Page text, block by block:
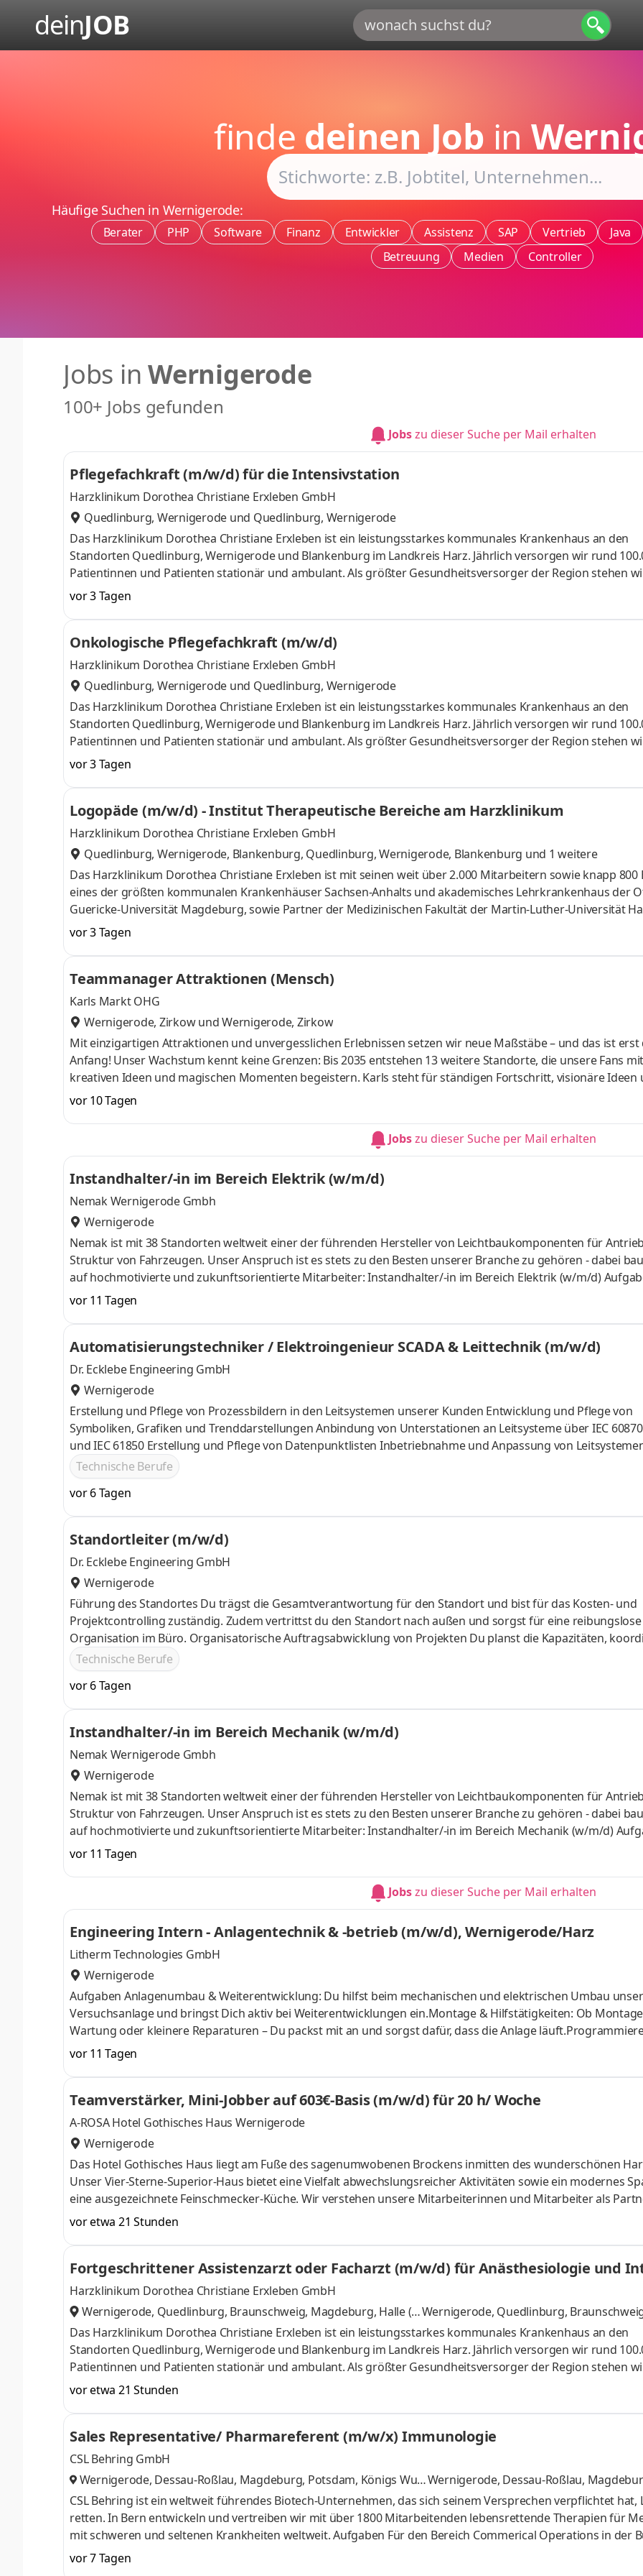
deinJOB
finde deinen Job in
Häufige Suchen in Wernigerode:
Berater PHP Software Finanz Entwickler Assistenz SAP Vertrieb Java
Betreuung
Medien Controller
Jobs in Wernigerode
100+ Jobs gefunden
Jobszu dieser Suche per Mail erhalten
Pflegefachkraft (m/w/d) für die Intensivstation
Harzklinikum Dorothea Christiane Erxleben GmbH
Quedlinburg, Wernigerode und Quedlinburg, Wernigerode
Das Harzklinikum Dorothea Christiane Erxleben ist ein leistungsstarkes kommunales Krankenhaus an den
Standorten Quedlinburg, Wernigerode und Blankenburg im Landkreis Harz. Jährlich versorgen wir rund
Patientinnen und Patienten stationär und ambulant. Als größter Gesundheitsversorger der Region stehen
medizinische Qualität, sichere Arbeitsplätze und verlässliche Strukturen. Über 2.400 Mitarbeiter arbeiten bei
interprofessionell und in modern ausgestatteten Arbeitsumgebungen, mit hoher fachlicher Kompetenz - nah
Menschen und fest in der Region verankert. Höchste Kompetenz am Puls des Lebens Machen Sie den
auf unserer Intensivstation! Sie arbeiten strukturie
vor 3 Tagen
Onkologische Pflegefachkraft (m/w/d)
Harzklinikum Dorothea Christiane Erxleben GmbH
Quedlinburg, Wernigerode und Quedlinburg, Wernigerode
Das Harzklinikum Dorothea Christiane Erxleben ist ein leistungsstarkes kommunales Krankenhaus an den
Standorten Quedlinburg, Wernigerode und Blankenburg im Landkreis Harz. Jährlich versorgen wir rund
Patientinnen und Patienten stationär und ambulant. Als größter Gesundheitsversorger der Region stehen
medizinische Qualität, sichere Arbeitsplätze und verlässliche Strukturen. Über 2.400 Mitarbeiter arbeiten bei
interprofessionell und in modern ausgestatteten Arbeitsumgebungen, mit hoher fachlicher Kompetenz - nah
Menschen und fest in der Region verankert. Fachpflege Onkologie – Kompetenz, Empathie und Stärke im
begleiten Menschen in einer herausfordernden Lebe
vor 3 Tagen
Logopäde (m/w/d) - Institut Therapeutische Bereiche am Harzklinikum
Harzklinikum Dorothea Christiane Erxleben GmbH
Quedlinburg, Wernigerode, Blankenburg, Quedlinburg, Wernigerode, Blankenburg und 1 weitere
Das Harzklinikum Dorothea Christiane Erxleben ist mit seinen weit über 2.000 Mitarbeitern sowie knapp 800
eines der größten kommunalen Krankenhäuser Sachsen-Anhalts und akademisches Lehrkrankenhaus der
Guericke-Universität Magdeburg, sowie Partner der Medizinischen Fakultät der Martin-Luther-Universität
Wittenberg. Jährlich versorgen wir rund 100.000 Patientenfälle, davon etwa 30.000 stationär und 70.000
Institut Therapeutische Bereiche des Harzklinikums arbeiten rund 60 spezialisierte Therapeutinnen und
Patientinnen und Patienten werden auf höchstem fachlichem Niveau unter modernen Arbeitsbedingungen
Ziel ist es, Patientinnen und Pat
vor 3 Tagen
Teammanager Attraktionen (Mensch)
Karls Markt OHG
Wernigerode, ZirkowundWernigerode, Zirkow
Mit einzigartigen Attraktionen und unvergesslichen Erlebnissen setzen wir neue Maßstäbe – und das ist erst
Anfang! Unser Wachstum kennt keine Grenzen: Bis 2035 entstehen 13 weitere Standorte, die unsere Fans mit
kreativen Ideen und magischen Momenten begeistern. Karls steht für ständigen Fortschritt, visionäre Ideen
Erlebnisangebot, das Generationen verbindet. Gestalte mit uns als Teamleiter (Mensch) Attraktionen die
einer Erlebniswelt, die inspiriert und begeistert! Aufgaben Du bist verantwortlich für den gesamten
Dein ca. 40-köpfiges Team, sowie für diverse Aushilfskräfte. Zu unserem Erlebnisbereich gehören 2
vor 10 Tagen
Jobszu dieser Suche per Mail erhalten
Instandhalter/-in im Bereich Elektrik (w/m/d)
Nemak Wernigerode Gmbh
Wernigerode
Nemak ist mit 38 Standorten weltweit einer der führenden Hersteller von Leichtbaukomponenten für
Struktur von Fahrzeugen. Unser Anspruch ist es stets zu den Besten unserer Branche zu gehören - dabei
auf hochmotivierte und zukunftsorientierte Mitarbeiter: Instandhalter/-in im Bereich Elektrik (w/m/d)
Elektrische Anlagen planen, erweitern und in Betrieb nehmen Anlagen, Maschinen und Systeme installieren,
einrichten und verdrahten Störungen erkennen, analysieren und beheben Energie- und Leitungssysteme
Messungen durchführen sowie Systeme prüfen und testen Automatisierungs- und Steuerungssysteme
programmieren und anpassen Anlagen übergeben und Nutzer e
vor 11 Tagen
Automatisierungstechniker / Elektroingenieur SCADA & Leittechnik (m/w/d)
Dr. Ecklebe Engineering GmbH
Wernigerode
Erstellung und Pflege von Prozessbildern in den Leitsystemen unserer Kunden Entwicklung und Pflege von
Symboliken, Grafiken und Trenddarstellungen Anbindung von Unterstationen an Leitsysteme über IEC
und IEC 61850 Erstellung und Pflege von Datenpunktlisten Inbetriebnahme und Anpassung von
Kunden Optional: Programmierung und Weiterentwicklung mit CODESYS, Du begeisterst dich für Leitsysteme,
Prozessvisualisierung und Automatisierung? Du arbeitest gerne eigenverantwortlich, findest kreative
möchtest abwechslungsreiche Projekte in der Energie- und Industrieautomation umsetzen? Dann bist du bei
Engineering genau richtig!
Technische Berufe
vor 6 Tagen
Standortleiter (m/w/d)
Dr. Ecklebe Engineering GmbH
Wernigerode
Führung des Standortes Du trägst die Gesamtverantwortung für den Standort und bist für das Kosten- und
Projektcontrolling zuständig. Zudem vertrittst du den Standort nach außen und sorgst für eine reibungslose
Organisation im Büro. Organisatorische Auftragsabwicklung von Projekten Du planst die Kapazitäten,
Urlaubszeiten, Übergaben und Vertretungen in enger Abstimmung mit der Geschäftsführung. Außerdem
die team- und fachübergreifende Kommunikation sicher, organisierst und moderierst Team-Meetings,
den Projekt- und Baustellenfortschritt, sicherst die materielle Ausstattung und bereitest die Vergabe an
Subunternehmer vor. Eine operative Mitarbeit an Projekten
Technische Berufe
vor 6 Tagen
Instandhalter/-in im Bereich Mechanik (w/m/d)
Nemak Wernigerode Gmbh
Wernigerode
Nemak ist mit 38 Standorten weltweit einer der führenden Hersteller von Leichtbaukomponenten für
Struktur von Fahrzeugen. Unser Anspruch ist es stets zu den Besten unserer Branche zu gehören - dabei
auf hochmotivierte und zukunftsorientierte Mitarbeiter: Instandhalter/-in im Bereich Mechanik (w/m/d)
Maschinen, Geräte und Produktionsanlagen warten und reparieren Maschinen und Systeme einrichten, in
nehmen und Produktionsabläufe überwachen Bauteile und Baugruppen bearbeiten, montieren und prüfen
Maschinenfunktionen einstellen und kontrollieren Mit internen Bereichen und Kunden abstimmen
Unterlagen auswerten und Montagezeichnungen erstellen Masc
vor 11 Tagen
Jobszu dieser Suche per Mail erhalten
Engineering Intern - Anlagentechnik & -betrieb (m/w/d), Wernigerode/Harz
Litherm Technologies GmbH
Wernigerode
Aufgaben Anlagenumbau & Weiterentwicklung: Du hilfst beim mechanischen und elektrischen Umbau
Versuchsanlage und bringst Dich aktiv bei Weiterentwicklungen ein.Montage & Hilfstätigkeiten: Ob
Wartung oder kleinere Reparaturen – Du packst mit an und sorgst dafür, dass die Anlage
Konstruieren (optional): Wenn Du Lust und Erfahrung hast, kannst Du Dich bei SPS-Programmierarbeiten
CAD-Konstruktion von Bauteilen einbringen.Profil Studium mit technischem Bezug: Du bist immatrikuliert, z.
Maschinenbau, Elektrotechnik, Mechatronik o. Ä., und hast Freude am praktischen Arbeiten. Auch ein
Pflichtpraktikum im Rahmen Deines Studiums ist möglich.Kenntn
vor 11 Tagen
Teamverstärker, Mini-Jobber auf 603€-Basis (m/w/d) für 20 h/ Woche
A-ROSA Hotel Gothisches Haus Wernigerode
Wernigerode
Das Hotel Gothisches Haus liegt am Fuße des sagenumwobenen Brockens inmitten des wunderschönen
Unser Vier-Sterne-Superior-Haus bietet eine Vielfalt abwechslungsreicher Aktivitäten sowie ein modernes
eine ausgezeichnete Feinschmecker-Küche. Wir verstehen unsere Mitarbeiterinnen und Mitarbeiter als
für ihre Leistungen wertgeschätzt werden und deren Meinung wichtig ist. Denn die berufliche und
Stärken jedes Einzelnen auszubauen, haben wir innerhalb unseres Unternehmens ein attraktives
Weiterbildungssystem entwickelt. Daher schätzen wir die F
vor etwa 21 Stunden
Fortgeschrittener Assistenzarzt oder Facharzt (m/w/d) für Anästhesiologie und
Harzklinikum Dorothea Christiane Erxleben GmbH
Wernigerode, Quedlinburg, Braunschweig, Magdeburg, Halle (S
aale), Göttingen ,
Wernigerode, Quedlinburg,
ngenund 4 weitere
Das Harzklinikum Dorothea Christiane Erxleben ist ein leistungsstarkes kommunales Krankenhaus an den
Standorten Quedlinburg, Wernigerode und Blankenburg im Landkreis Harz. Jährlich versorgen wir rund
Patientinnen und Patienten stationär und ambulant. Als größter Gesundheitsversorger der Region stehen
medizinische Qualität, sichere Arbeitsplätze und verlässliche Strukturen. Über 2.400 Mitarbeiter arbeiten bei
Menschen und fest in der Region verankert. Sie möchten Ihre Erfahrung in der Anästhesiologie und
gezielt einbringen und weiterentwickeln? Bei uns
vor etwa 21 Stunden
Sales Representative/ Pharmareferent (m/w/x) Immunologie
CSL Behring GmbH
Wernigerode, Dessau-Roßlau, Magdeburg, Potsdam, Königs Wust
erhausen, Berlin Neukölln, Treptow-Köpeni,
Wernigerode, Dessau-Roßlau,
en, Berlin Neukölln, Treptow-Köpeni und
CSL Behring ist ein weltweit führendes Biotech-Unternehmen, das sich seinem Versprechen verpflichtet hat,
retten. In Bern entwickeln und vertreiben wir mit über 1800 Mitarbeitenden lebensrettende Therapien für
mit schweren und seltenen Krankheiten weltweit. Aufgaben Für den Bereich Commerical Operations in der
Unit Immunologie suchen wir ab sofort eine/nSales Representative / Pharmareferent*in (m/w/x) -
ImmunologieRegion:Nördliches Sachsen-Anhalt (Wernigerode, Dessau-Roßlau und Magdeburg) sowie Teile
vor 7 Tagen